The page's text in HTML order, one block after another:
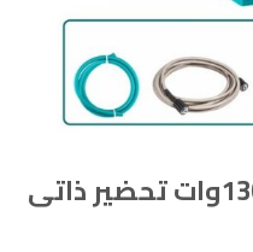
ماكينة غسيل 80بار 1300وات تحضير ذاتى